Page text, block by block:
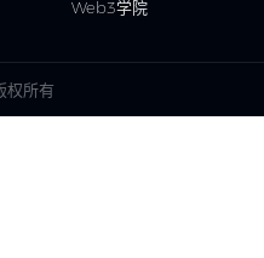
Web3学院
所有